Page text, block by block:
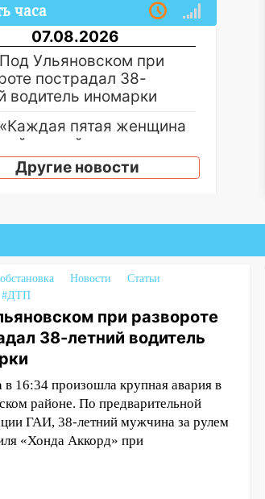
часа
07.08.2026
Под Ульяновском при
пострадал 38-
водитель иномарки
«Каждая пятая женщина
второй мужчина в
с
врач рассказал,
Гороскоп на 7 августа:
принесет прилив
энергии и отличные
исправить старые
Прогноз погоды на 7
в Ульяновской области
Ульяновцев приглашают
посвящённый Дню
Другие новости
Новости
Статьи
#ДТП
при развороте
38-летний водитель
в 16:34 произошла крупная авария в
районе. По предварительной
ГАИ, 38-летний мужчина за рулем
«Хонда Аккорд» при